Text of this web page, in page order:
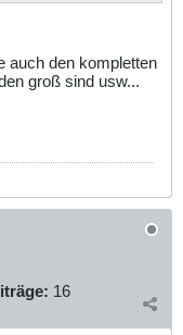
auch den kompletten
groß sind usw...
16